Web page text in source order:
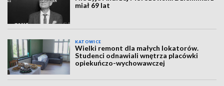
miał 69 lat
KATOWICE
Wielki remont dla małych lokatorów.
Studenci odnawiali wnętrza placówki
opiekuńczo-wychowawczej